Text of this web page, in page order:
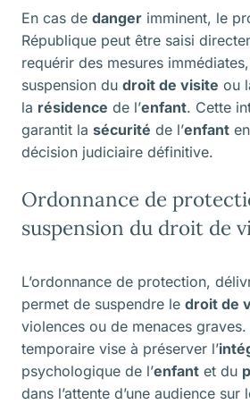
En cas de danger imminent, le
République peut être saisi
requérir des mesures
suspension du droit de visite ou
la résidence de l’enfant. Cette
garantit la sécurité de l’enfant
décision judiciaire définitive.
Ordonnance de
suspension du droit de
L’ordonnance de protection,
permet de suspendre le droit de
violences ou de menaces
temporaire vise à préserver l’
psychologique de l’enfant et du
dans l’attente d’une audience